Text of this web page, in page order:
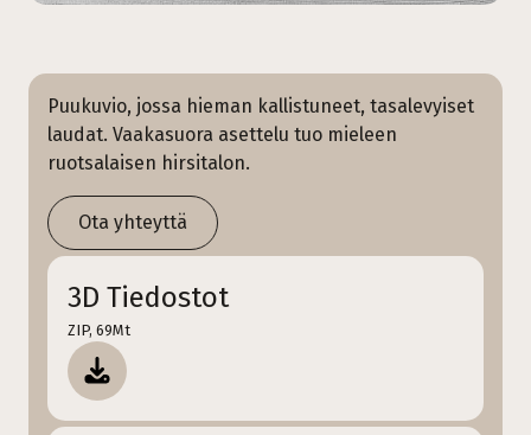
Puukuvio, jossa hieman kallistuneet, tasalevyiset
laudat. Vaakasuora asettelu tuo mieleen
ruotsalaisen hirsitalon.
Ota yhteyttä
3D Tiedostot
ZIP, 69Mt